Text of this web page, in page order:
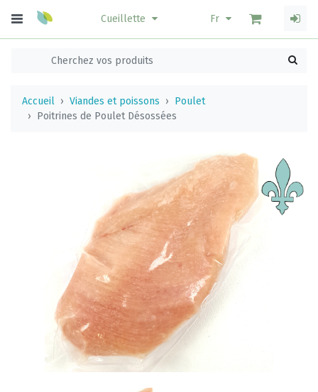
Cueillette Fr
Accueil Viandes et poissons
Poulet
Poitrines de Poulet Désossées